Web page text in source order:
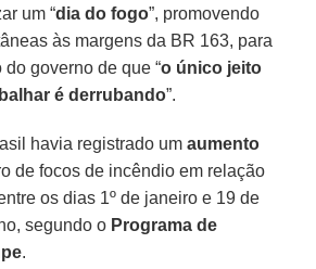
um “dia do fogo”, promovendo
às margens da BR 163, para
governo de que “o único jeito
é derrubando”.
havia registrado um aumento
de focos de incêndio em relação
os dias 1º de janeiro e 19 de
segundo o Programa de
.